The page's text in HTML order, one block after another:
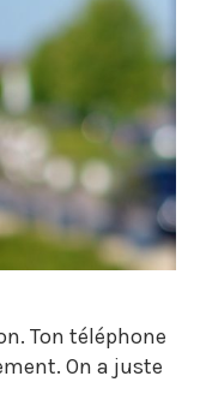
Ton téléphone
On a juste